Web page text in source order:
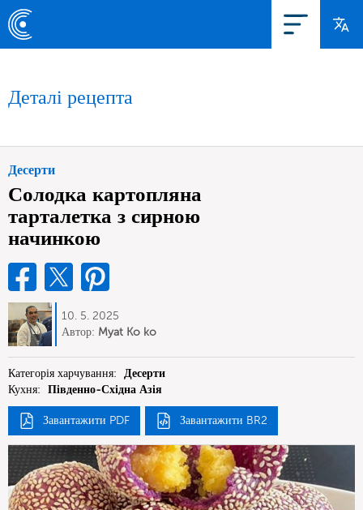
Деталі рецепта
Десерти
Солодка картопляна
тарталетка з сирною
начинкою
10. 5. 2025
Автор: Myat Ko ko
Категорія харчування: Десерти
Кухня: Південно-Східна Азія
Завантажити PDF Завантажити BR2